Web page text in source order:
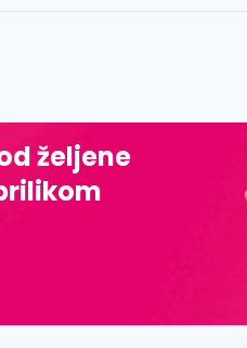
đ, ž, dž)
željene